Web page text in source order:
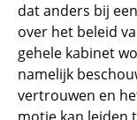
dat anders bij
over het beleid
gehele kabinet
namelijk
vertrouwen en